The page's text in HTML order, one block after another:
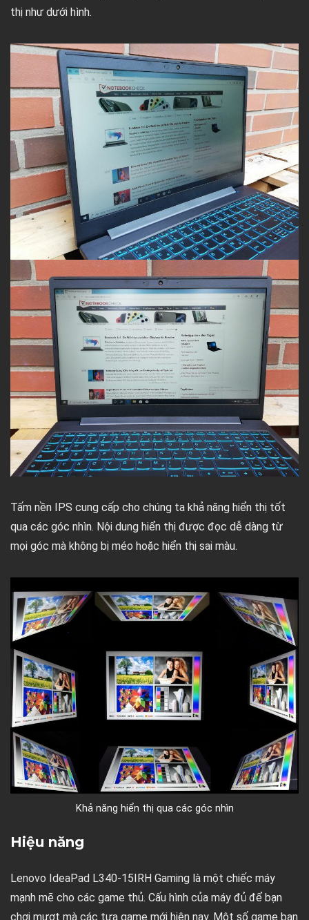
thị như dưới hình.
Tấm nền IPS cung cấp cho chúng ta khả năng hiển thị tốt
qua các góc nhìn. Nội dung hiển thị được đọc dễ dàng từ
mọi góc mà không bị méo hoặc hiển thị sai màu.
Khả năng hiển thị qua các góc nhìn
Hiệu năng
Lenovo IdeaPad L340-15IRH Gaming là một chiếc máy
mạnh mẽ cho các game thủ. Cấu hình của máy đủ để bạn
chơi mượt mà các tựa game mới hiện nay. Một số game bạn